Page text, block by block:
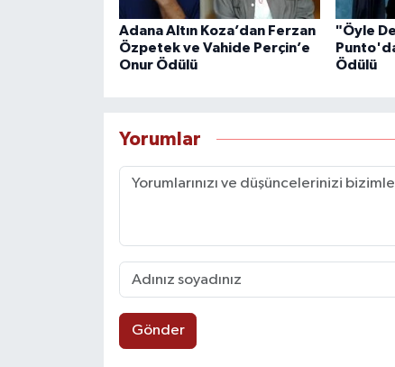
Adana Altın Koza’dan Ferzan
Özpetek ve Vahide Perçin’e
Onur Ödülü
"Öyle
Ödülü
Yorumlar
Gönder